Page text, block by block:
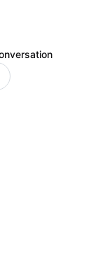
conversation.